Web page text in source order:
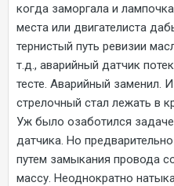
когда заморгала и
места или двигателиста
тернистый путь ревизии
т.д., аварийный датчик
тесте. Аварийный заменил.
стрелочный стал лежать в
Уж было озаботился
датчика. Но
путем замыкания провода
массу. Неоднократно